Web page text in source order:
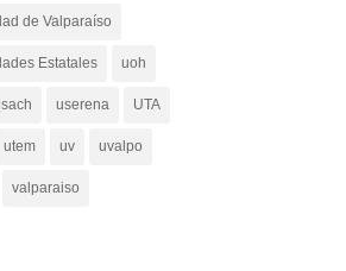
de Valparaíso
Estatales uoh
userena UTA
utem uv uvalpo
valparaiso